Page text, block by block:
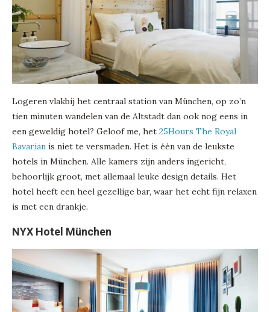
Logeren vlakbij het centraal station van München, op zo’n
tien minuten wandelen van de Altstadt dan ook nog eens in
een geweldig hotel? Geloof me, het 25Hours The Royal
Bavarian is niet te versmaden. Het is één van de leukste
hotels in München. Alle kamers zijn anders ingericht,
behoorlijk groot, met allemaal leuke design details. Het
hotel heeft een heel gezellige bar, waar het echt fijn relaxen
is met een drankje.
NYX Hotel München